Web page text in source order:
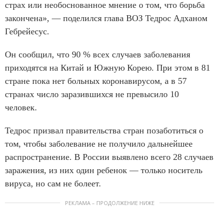
страх или необоснованное мнение о том, что борьба
закончена», — поделился глава ВОЗ Тедрос Адханом
Гебрейесус.
Он сообщил, что 90 % всех случаев заболевания
приходятся на Китай и Южную Корею. При этом в 81
стране пока нет больных коронавирусом, а в 57
странах число заразившихся не превысило 10
человек.
Тедрос призвал правительства стран позаботиться о
том, чтобы заболевание не получило дальнейшее
распространение. В России выявлено всего 28 случаев
заражения, из них один ребенок — только носитель
вируса, но сам не болеет.
РЕКЛАМА – ПРОДОЛЖЕНИЕ НИЖЕ